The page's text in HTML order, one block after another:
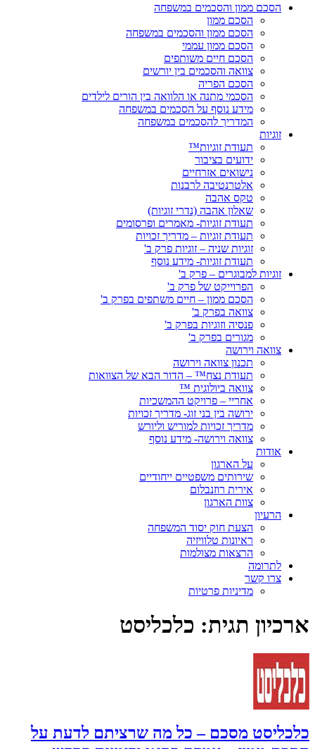
הסכם ממון והסכמים במשפחה
הסכם ממון
הסכם ממון והסכמים במשפחה
הסכם ממון עממי
הסכם חיים משותפים
צוואה והסכמים בין יורשים
הסכם הפריה
הסכמי מתנה או הלוואה בין הורים לילדים
מידע נוסף על הסכמים במשפחה
המדריך להסכמים במשפחה
זוגיות
תעודת זוגיות™
ידועים בציבור
נישואים אזרחיים
אלטרנטיבה לרבנות
טקס אהבה
שאלון אהבה (נדרי זוגיות)
תעודת זוגיות- מאמרים ופרסומים
תעודת זוגיות – מדריך זכויות
זוגיות שניה – זוגיות פרק ב'
תעודת זוגיות- מידע נוסף
זוגיות למבוגרים – פרק ב'
הפרוייקט של פרק ב'
הסכם ממון – חיים משתפים בפרק ב'
צוואה בפרק ב'
פנסיה וזוגיות בפרק ב'
מגורים בפרק ב'
צוואה וירושה
תכנון צוואה וירושה
תעודת נצח™ – הדור הבא של הצוואות
צוואה ביולוגית ™
אחריי – פרויקט ההמשכיות
ירושה בין בני זוג- מדריך זכויות
מדריך זכויות למוריש וליורש
צוואה וירושה- מידע נוסף
אודות
על הארגון
שירותים משפטיים ייחודיים
אירית רוזנבלום
צוות הארגון
הרעיון
הצעת חוק יסוד המשפחה
ראיונות טלוויזיה
הרצאות מצולמות
לתרומה
צרו קשר
מדיניות פרטיות
ארכיון תגית: כלכליסט
כלכליסט מסכם – כל מה שרציתם לדעת על